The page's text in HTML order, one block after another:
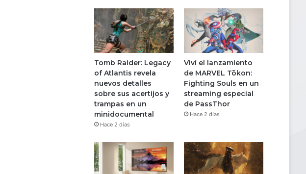
Tomb Raider: Legacy
of Atlantis revela
nuevos detalles
sobre sus acertijos y
trampas en un
minidocumental
Hace 2 días
Viví el lanzamiento
de MARVEL Tōkon:
Fighting Souls en un
streaming especial
de PassThor
Hace 2 días